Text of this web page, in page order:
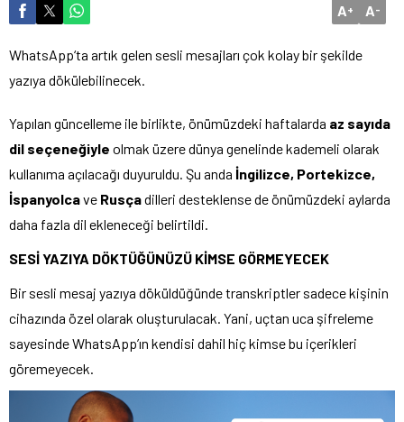
A+ A-
WhatsApp‘ta artık gelen sesli mesajları çok kolay bir şekilde
yazıya dökülebilinecek.
Yapılan güncelleme ile birlikte, önümüzdeki haftalarda az sayıda
dil seçeneğiyle olmak üzere dünya genelinde kademeli olarak
kullanıma açılacağı duyuruldu. Şu anda İngilizce, Portekizce,
İspanyolcave Rusçadilleri desteklense de önümüzdeki aylarda
daha fazla dil ekleneceği belirtildi.
SESİ YAZIYA DÖKTÜĞÜNÜZÜ KİMSE GÖRMEYECEK
Bir sesli mesaj yazıya döküldüğünde transkriptler sadece kişinin
cihazında özel olarak oluşturulacak. Yani, uçtan uca şifreleme
sayesinde WhatsApp’ın kendisi dahil hiç kimse bu içerikleri
göremeyecek.